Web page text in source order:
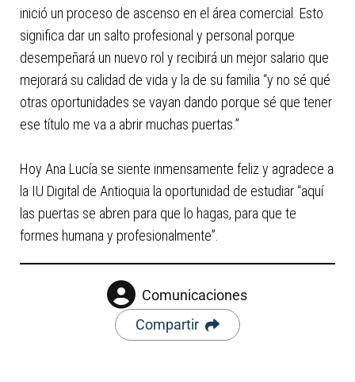
inició un proceso de ascenso en el área comercial. Esto
significa dar un salto profesional y personal porque
desempeñará un nuevo rol y recibirá un mejor salario que
mejorará su calidad de vida y la de su familia “y no sé qué
otras oportunidades se vayan dando porque sé que tener
ese título me va a abrir muchas puertas.”
Hoy Ana Lucía se siente inmensamente feliz y agradece a
la IU Digital de Antioquia la oportunidad de estudiar “aquí
las puertas se abren para que lo hagas, para que te
formes humana y profesionalmente”.
Comunicaciones
Compartir